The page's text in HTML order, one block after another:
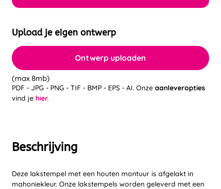
Beschrijving
Deze lakstempel met een houten montuur is afgelakt in
mahoniekleur. Onze lakstempels worden geleverd met een
Upload je eigen ontwerp
Ontwerp uploaden
(max 8mb)
PDF - JPG - PNG - TIF - BMP - EPS - AI. Onze aanleveropties
vind je hier.